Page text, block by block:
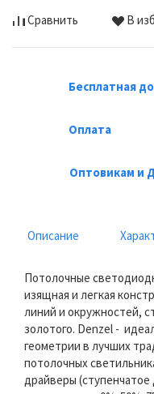
Сравнить В
Бесплатная
Оплата
Оптовикам и
Описание
Потолочные
изящная и легкая
линий и окружностей,
золотого. Denzel -
геометрии в лучших
потолочных
драйверы